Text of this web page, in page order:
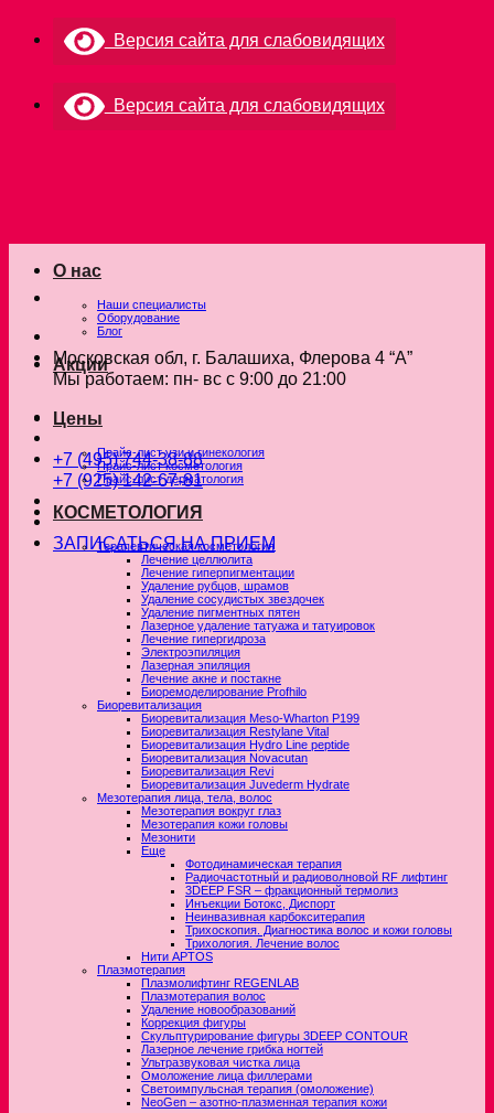
Версия сайта для слабовидящих
Версия сайта для слабовидящих
Московская обл, г. Балашиха, Флерова 4 “А”
Мы работаем: пн- вс с 9:00 до 21:00
+7 (495) 744-38-88
+7 (925) 142-67-81
ЗАПИСАТЬСЯ НА ПРИЕМ
О нас
Наши специалисты
Оборудование
Блог
Акции
Цены
Прайс-лист узи и гинекология
Прайс-лист косметология
Прайс-лист дерматология
КОСМЕТОЛОГИЯ
Терапевтическая косметология
Лечение целлюлита
Лечение гиперпигментации
Удаление рубцов, шрамов
Удаление сосудистых звездочек
Удаление пигментных пятен
Лазерное удаление татуажа и татуировок
Лечение гипергидроза
Электроэпиляция
Лазерная эпиляция
Лечение акне и постакне
Биоремоделирование Profhilo
Биоревитализация
Биоревитализация Meso-Wharton P199
Биоревитализация Restylane Vital
Биоревитализация Hydro Line peptide
Биоревитализация Novacutan
Биоревитализация Revi
Биоревитализация Juvederm Hydrate
Мезотерапия лица, тела, волос
Мезотерапия вокруг глаз
Мезотерапия кожи головы
Мезонити
Еще
Фотодинамическая терапия
Радиочастотный и радиоволновой RF лифтинг
3DEEP FSR – фракционный термолиз
Инъекции Ботокс, Диспорт
Неинвазивная карбокситерапия
Трихоскопия. Диагностика волос и кожи головы
Трихология. Лечение волос
Нити APTOS
Плазмотерапия
Плазмолифтинг REGENLAB
Плазмотерапия волос
Удаление новообразований
Коррекция фигуры
Скульптурирование фигуры 3DEEP CONTOUR
Лазерное лечение грибка ногтей
Ультразвуковая чистка лица
Омоложение лица филлерами
Светоимпульсная терапия (омоложение)
NeoGen – азотно-плазменная терапия кожи